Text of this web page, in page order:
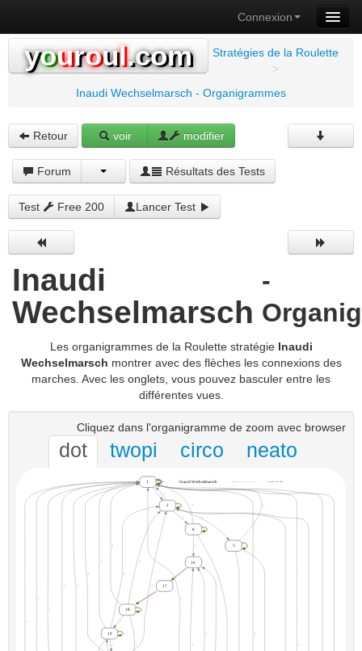
Connexion
youroul.com
Stratégies de la Roulette
>
Inaudi Wechselmarsch - Organigrammes
Retour voir modifier
Forum Résultats des Tests
Test Free 200 Lancer Test
Inaudi
Wechselmarsch
-
Les organigrammes de la Roulette stratégie Inaudi
Wechselmarsch montrer avec des flèches les connexions des
marches. Avec les onglets, vous pouvez basculer entre les
différentes vues.
Cliquez dans l'organigramme de zoom avec browser
dot twopi circo neato